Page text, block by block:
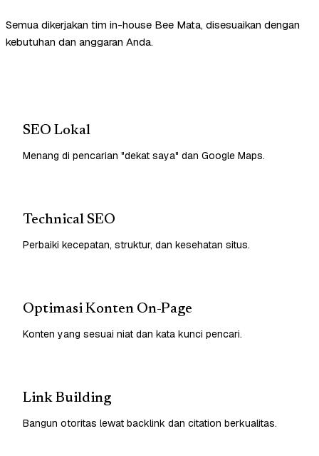
Semua dikerjakan tim in-house Bee Mata, disesuaikan dengan
kebutuhan dan anggaran Anda.
SEO Lokal
Menang di pencarian "dekat saya" dan Google Maps.
Technical SEO
Perbaiki kecepatan, struktur, dan kesehatan situs.
Optimasi Konten On-Page
Konten yang sesuai niat dan kata kunci pencari.
Link Building
Bangun otoritas lewat backlink dan citation berkualitas.